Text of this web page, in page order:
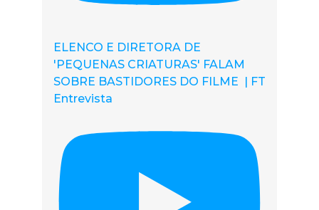
ELENCO E DIRETORA DE
'PEQUENAS CRIATURAS' FALAM
SOBRE BASTIDORES DO FILME | FT
Entrevista